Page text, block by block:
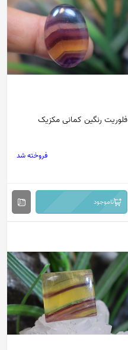
فلوریت رنگین کمانی مکزیک
فروخته شد
ناموجود